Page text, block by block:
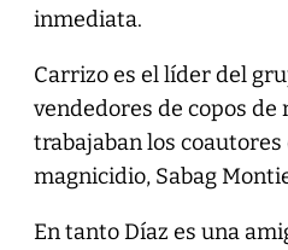
inmediata.
Carrizo es el líder del
vendedores de copos de
trabajaban los
magnicidio, Sabag
En tanto Díaz es una